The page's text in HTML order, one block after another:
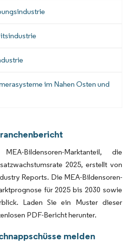
im Nahen Osten und
Bildensoren-Marktanteil, die
2025, erstellt von
Reports. Die MEA-Bildensoren-
für 2025 bis 2030 sowie
Laden Sie ein Muster dieser
PDF-Bericht herunter.
melden